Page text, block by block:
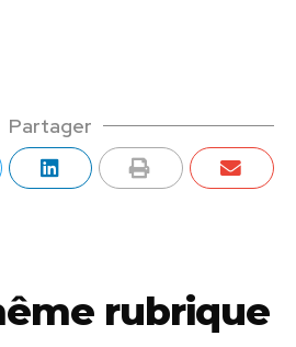
Partager
rubrique